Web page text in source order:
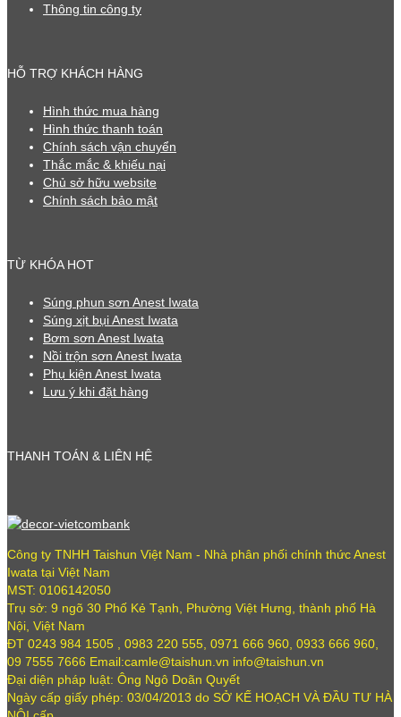
Thông tin công ty
HỖ TRỢ KHÁCH HÀNG
Hình thức mua hàng
Hình thức thanh toán
Chính sách vận chuyển
Thắc mắc & khiếu nại
Chủ sở hữu website
Chính sách bảo mật
TỪ KHÓA HOT
Súng phun sơn Anest Iwata
Súng xịt bụi Anest Iwata
Bơm sơn Anest Iwata
Nồi trộn sơn Anest Iwata
Phụ kiện Anest Iwata
Lưu ý khi đặt hàng
THANH TOÁN & LIÊN HỆ
Công ty TNHH Taishun Việt Nam - Nhà phân phối chính thức Anest
Iwata tại Việt Nam
MST: 0106142050
Trụ sở: 9 ngõ 30 Phố Kẻ Tạnh, Phường Việt Hưng, thành phố Hà
Nội, Việt Nam
ĐT 0243 984 1505 , 0983 220 555, 0971 666 960, 0933 666 960,
09 7555 7666 Email:camle@taishun.vn info@taishun.vn
Đại diện pháp luật: Ông Ngô Doãn Quyết
Ngày cấp giấy phép: 03/04/2013 do SỞ KẾ HOẠCH VÀ ĐẦU TƯ HÀ